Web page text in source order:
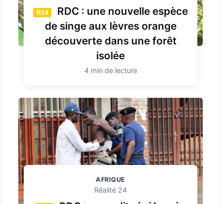
R24
RDC : une nouvelle espèce
de singe aux lèvres orange
découverte dans une forêt
isolée
4 min de lecture
AFRIQUE
Réalité 24